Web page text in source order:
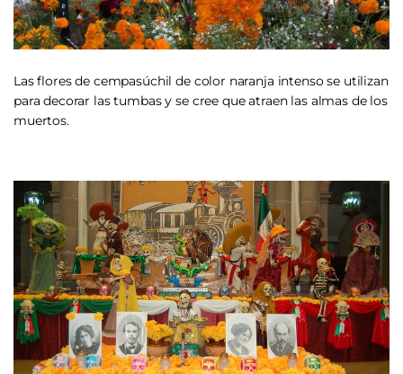
Las flores de cempasúchil de color naranja intenso se utilizan
para decorar las tumbas y se cree que atraen las almas de los
muertos.